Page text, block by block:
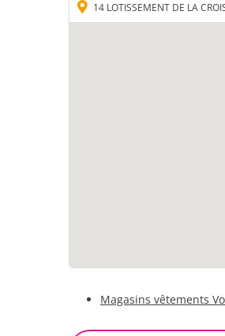
14 LOTISSEMENT DE LA
Magasins vêtements